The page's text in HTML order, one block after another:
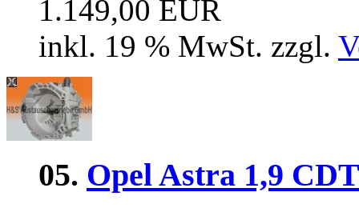
1.149,00 EUR
inkl. 19 % MwSt. zzgl.
05. Opel Astra 1,9